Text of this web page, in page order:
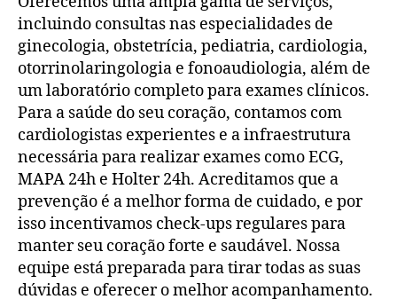
incluindo consultas nas especialidades de
ginecologia, obstetrícia, pediatria, cardiologia,
otorrinolaringologia e fonoaudiologia, além de
um laboratório completo para exames clínicos.
Para a saúde do seu coração, contamos com
cardiologistas experientes e a infraestrutura
necessária para realizar exames como ECG,
MAPA 24h e Holter 24h. Acreditamos que a
prevenção é a melhor forma de cuidado, e por
isso incentivamos check-ups regulares para
manter seu coração forte e saudável. Nossa
equipe está preparada para tirar todas as suas
dúvidas e oferecer o melhor acompanhamento.